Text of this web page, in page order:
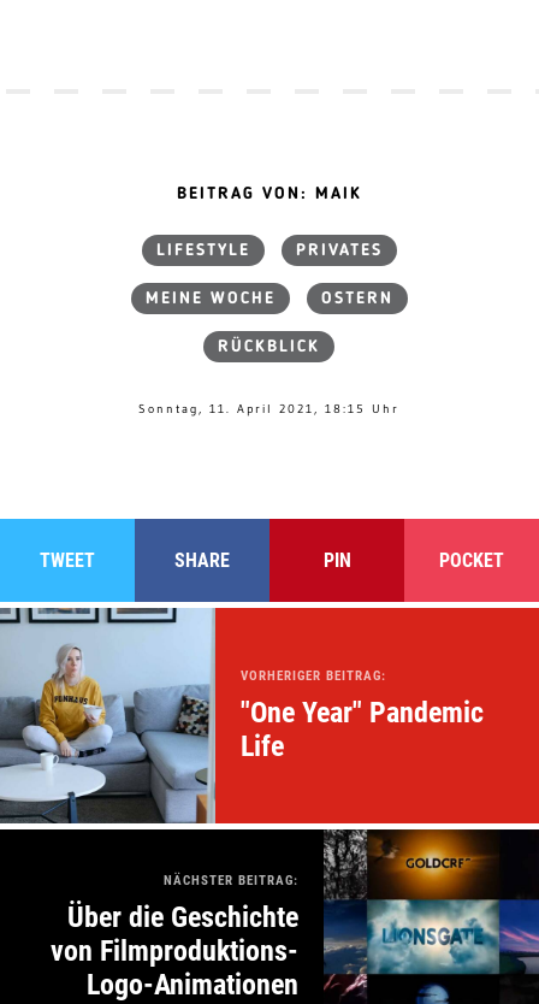
BEITRAG VON: MAIK
LIFESTYLE PRIVATES
MEINE WOCHE OSTERN
RÜCKBLICK
Sonntag, 11. April 2021, 18:15 Uhr
TWEET SHARE PIN POCKET
VORHERIGER BEITRAG:
"One Year" Pandemic
Life
NÄCHSTER BEITRAG:
Über die Geschichte
von Filmproduktions-
Logo-Animationen